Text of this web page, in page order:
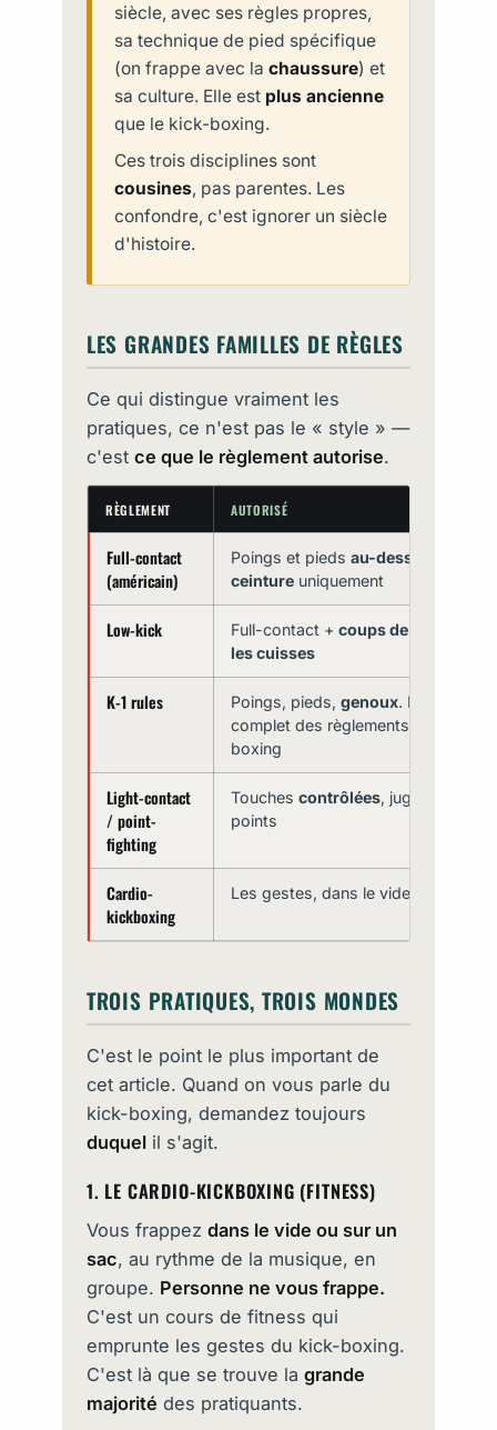
siècle, avec ses règles propres,
sa technique de pied spécifique
(on frappe avec la chaussure) et
sa culture. Elle est plus ancienne
que le kick-boxing.
Ces trois disciplines sont
cousines, pas parentes. Les
confondre, c'est ignorer un siècle
d'histoire.
LES GRANDES FAMILLES DE RÈGLES
Ce qui distingue vraiment les
pratiques, ce n'est pas le « style » —
c'est ce que le règlement autorise.
RÈGLEMENT AUTORISÉ
Full-contact
(américain)
Poings et pieds au-dessus de la
ceintureuniquement
Low-kick Full-contact + coups de pied dans
les cuisses
K-1 rules Poings, pieds, genoux. Le plus
complet des règlements de kick-
boxing
Light-contact
/ point-
fighting
Touches contrôlées, jugées aux
points
Cardio-
kickboxing
Les gestes, dans le vide ou sur sac
TROIS PRATIQUES, TROIS MONDES
C'est le point le plus important de
cet article. Quand on vous parle du
kick-boxing, demandez toujours
duquelil s'agit.
1. LE CARDIO-KICKBOXING (FITNESS)
Vous frappez dans le vide ou sur un
sac, au rythme de la musique, en
groupe. Personne ne vous frappe.
C'est un cours de fitness qui
emprunte les gestes du kick-boxing.
C'est là que se trouve la grande
majorité des pratiquants.